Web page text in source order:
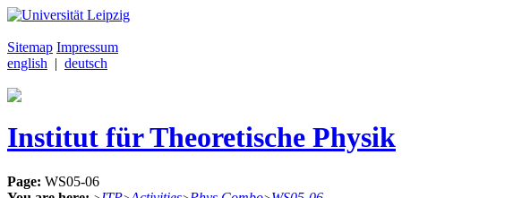
Sitemap Impressum
english | deutsch
Institut für Theoretische Physik
Page: WS05-06